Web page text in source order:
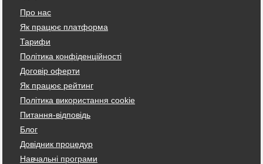
Про нас
Як працює платформа
Тарифи
Політика конфіденційності
Договір оферти
Як працює рейтинг
Політика використання cookie
Питання-відповідь
Блог
Довідник процедур
Навчальні програми